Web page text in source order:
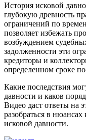
История исковой
глубокую древность
ограничений по
позволяет избежать
возбуждением
задолженности эти
кредиторы и
определенном сроке
Какие последствия
давности и каков
Видео даст ответы на
разобраться в
исковой давности.